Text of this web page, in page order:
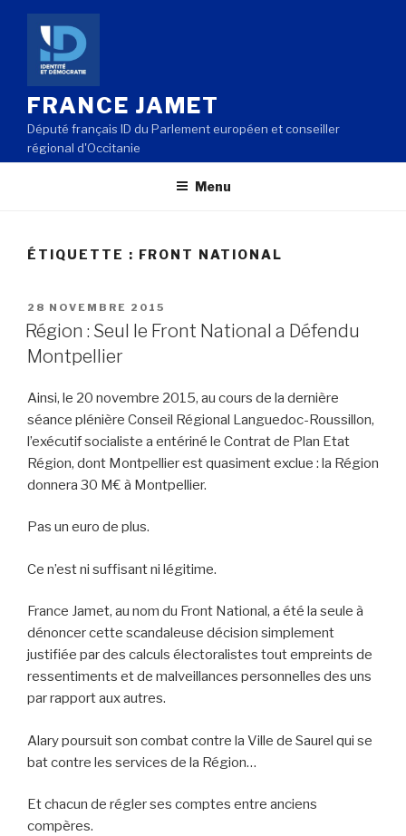
Aller
contenu
principal
FRANCE JAMET
Député français ID du Parlement européen et conseiller
régional d'Occitanie
Menu
ÉTIQUETTE : FRONT NATIONAL
PUBLIÉ
LE
28 NOVEMBRE 2015
Région : Seul le Front National a Défendu
Montpellier
Ainsi, le 20 novembre 2015, au cours de la dernière
séance plénière Conseil Régional Languedoc-Roussillon,
l’exécutif socialiste a entériné le Contrat de Plan Etat
Région, dont Montpellier est quasiment exclue : la Région
donnera 30 M€ à Montpellier.
Pas un euro de plus.
Ce n’est ni suffisant ni légitime.
France Jamet, au nom du Front National, a été la seule à
dénoncer cette scandaleuse décision simplement
justifiée par des calculs électoralistes tout empreints de
ressentiments et de malveillances personnelles des uns
par rapport aux autres.
Alary poursuit son combat contre la Ville de Saurel qui se
bat contre les services de la Région…
Et chacun de régler ses comptes entre anciens
compères.